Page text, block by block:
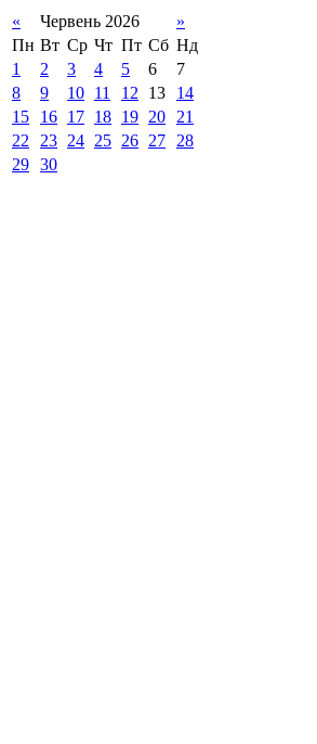
« Червень 2026
»
Пн Вт Ср Чт Пт Сб Нд
1
2 3 4 5 6
7
8
9 10 11 12 13
14
15
16 17 18 19 20
21
22
23 24 25 26 27
28
29 30